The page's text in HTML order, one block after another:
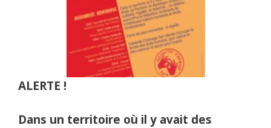
ALERTE !
Dans un territoire où il y avait des